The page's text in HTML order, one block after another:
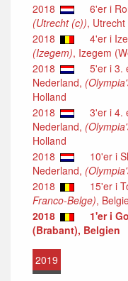
2018
6'er i
(Utrecht (c)),
2018
4'er i
(Izegem), Izegem
2018
5'er i 3.
Nederland,
Holland
2018
3'er i 4.
Nederland,
Holland
2018
10'er i
Nederland,
2018
15'er i
Franco-Belge),
2018
1'er i
(Brabant), Belgien
2019